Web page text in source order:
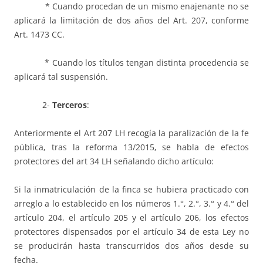
* Cuando procedan de un mismo enajenante no se
aplicará la limitación de dos años del Art. 207, conforme
Art. 1473 CC.
* Cuando los títulos tengan distinta procedencia se
aplicará tal suspensión.
2- Terceros:
Anteriormente el Art 207 LH recogía la paralización de la fe
pública, tras la reforma 13/2015, se habla de efectos
protectores del art 34 LH señalando dicho artículo:
Si la inmatriculación de la finca se hubiera practicado con
arreglo a lo establecido en los números 1.°, 2.°, 3.° y 4.° del
artículo 204, el artículo 205 y el artículo 206, los efectos
protectores dispensados por el artículo 34 de esta Ley no
se producirán hasta transcurridos dos años desde su
fecha.